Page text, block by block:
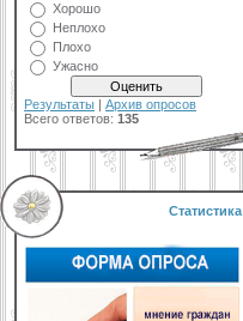
Хорошо
Неплохо
Плохо
Ужасно
Результаты | Архив опросов
Всего ответов: 135
Статистика